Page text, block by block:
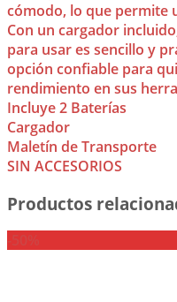
cómodo, lo que permite
Con un cargador
para usar es sencillo y
opción confiable para
rendimiento en sus
Incluye 2 Baterías
Cargador
Maletín de Transporte
SIN ACCESORIOS
Productos